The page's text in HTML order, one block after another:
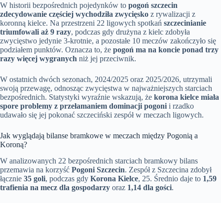
W historii bezpośrednich pojedynków to pogoń szczecin
zdecydowanie częściej wychodziła zwycięsko z rywalizacji z
koronną kielce. Na przestrzeni 22 ligowych spotkań szczecinianie
triumfowali aż 9 razy, podczas gdy drużyna z kielc zdobyła
zwycięstwo jedynie 3-krotnie, a pozostałe 10 meczów zakończyło się
podziałem punktów. Oznacza to, że pogoń ma na koncie ponad trzy
razy więcej wygranych niż jej przeciwnik.
W ostatnich dwóch sezonach, 2024/2025 oraz 2025/2026, utrzymali
swoją przewagę, odnosząc zwycięstwa w najważniejszych starciach
bezpośrednich. Statystyki wyraźnie wskazują, że korona kielce miała
spore problemy z przełamaniem dominacji pogoni i rzadko
udawało się jej pokonać szczeciński zespół w meczach ligowych.
Jak wyglądają bilanse bramkowe w meczach między Pogonią a
Koroną?
W analizowanych 22 bezpośrednich starciach bramkowy bilans
przemawia na korzyść Pogoni Szczecin. Zespół z Szczecina zdobył
łącznie 35 goli, podczas gdy Korona Kielce, 25. Średnio daje to 1,59
trafienia na mecz dla gospodarzy oraz 1,14 dla gości.